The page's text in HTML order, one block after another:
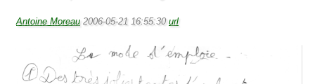
Antoine Moreau 2006-05-21 16:55:30 url